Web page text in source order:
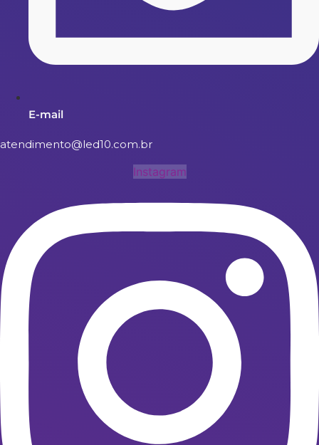
E-mail
atendimento@led10.com.br
Instagram